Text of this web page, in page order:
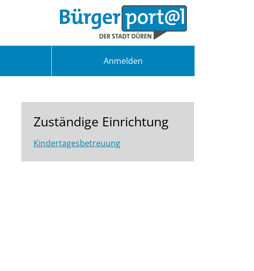
Anmelden
Zuständige Einrichtung
Kindertagesbetreuung